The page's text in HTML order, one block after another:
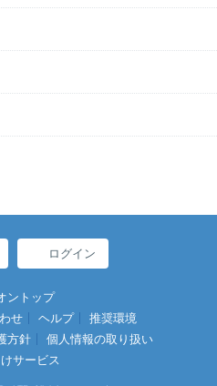
ログイン
ントップ
せ ヘルプ
推奨環境
方針
個人情報の取り扱い
サービス